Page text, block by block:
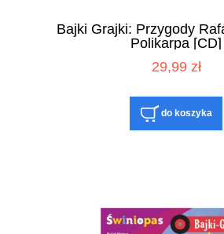
Bajki Grajki: Przygody
Polikarpa [CD]
29,99 zł
do koszyka